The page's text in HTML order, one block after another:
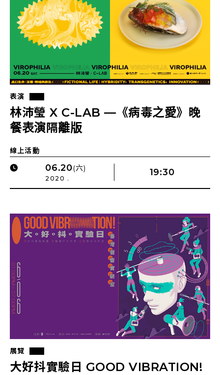
表演
林沛瑩 X C-LAB —《病毒之愛》晚
餐表演隔離版
線上活動
06.20(六)
2020 .
19:30
展覽
大好抖實驗日 GOOD VIBRATION!